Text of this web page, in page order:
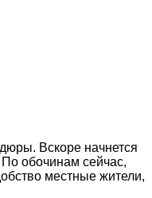
Вскоре начнется
По обочинам сейчас,
местные жители,